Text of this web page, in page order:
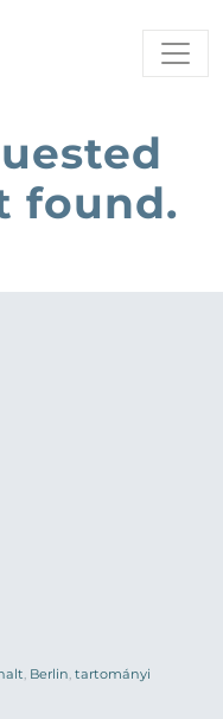
found.
Berlin tartományi